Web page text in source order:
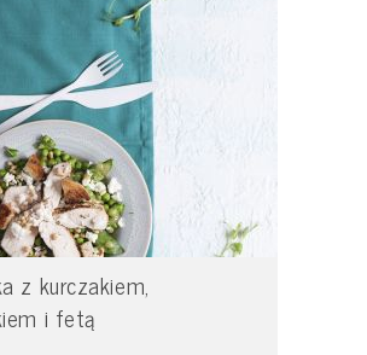
z kurczakiem,
i fetą